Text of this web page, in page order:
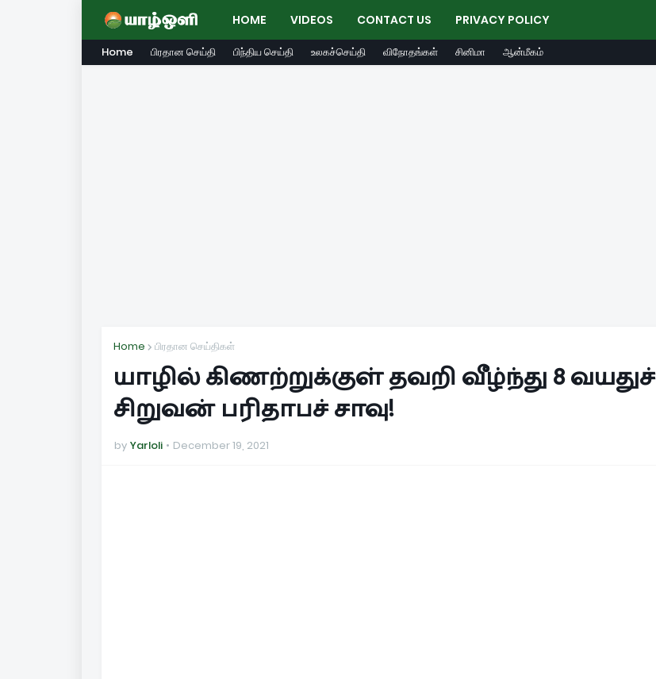
HOME VIDEOS CONTACT US PRIVACY POLICY
Home பிரதான செய்தி பிந்திய செய்தி உலகச்செய்தி விநோதங்கள் சினிமா ஆன்மீகம்
Home பிரதான செய்திகள்
யாழில் கிணற்றுக்குள் தவறி வீழ்ந்து 8 வயதுச்
சிறுவன் பரிதாபச் சாவு!
by Yarloli December 19, 2021